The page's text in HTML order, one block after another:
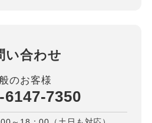
い合わせ
のお客様
6147-7350